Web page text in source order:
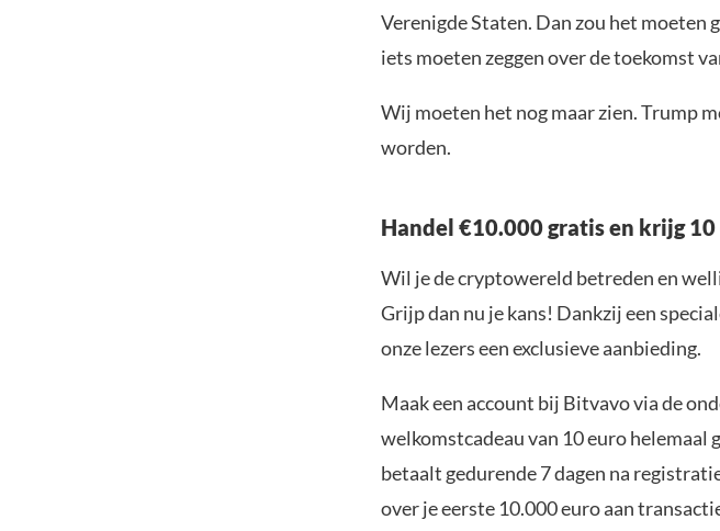
Verenigde Staten. Dan zou het moeten
iets moeten zeggen over de toekomst
Wij moeten het nog maar zien. Trump
worden.
Handel €10.000 gratis en krijg
Wil je de cryptowereld betreden en
Grijp dan nu je kans! Dankzij een
onze lezers een exclusieve aanbieding.
Maak een account bij Bitvavo via de
welkomstcadeau van 10 euro helemaal
betaalt gedurende 7 dagen na
over je eerste 10.000 euro aan